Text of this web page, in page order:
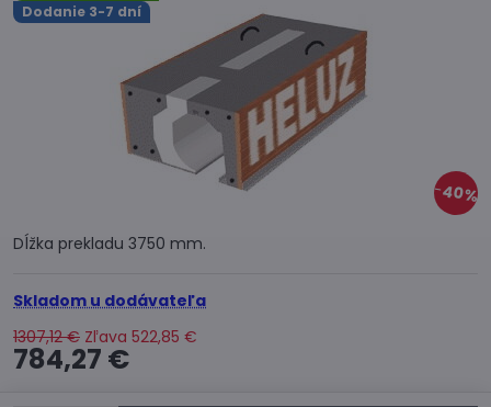
Dodanie 3-7 dní
40%
Dĺžka prekladu 3750 mm.
Skladom u dodávateľa
1307,12 € Zľava 522,85 €
784,27 €